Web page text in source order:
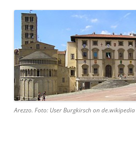
Arezzo. Foto: User Burgkirsch on de.wikipedia